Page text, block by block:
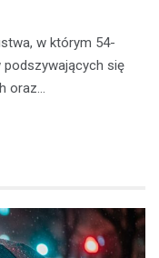
w którym 54-
podszywających się
oraz…